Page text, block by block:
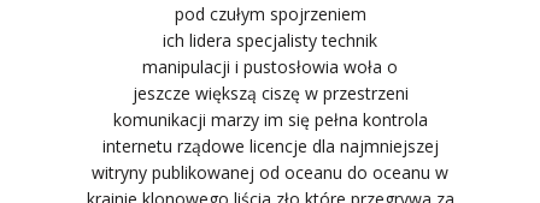
pod czułym spojrzeniem
ich lidera specjalisty technik
manipulacji i pustosłowia woła o
jeszcze większą ciszę w przestrzeni
komunikacji marzy im się pełna kontrola
internetu rządowe licencje dla najmniejszej
witryny publikowanej od oceanu do oceanu w
krainie klonowego liścia zło które przegrywa za